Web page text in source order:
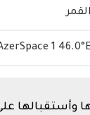
القمر
1 46.0°E
وأستقبالها